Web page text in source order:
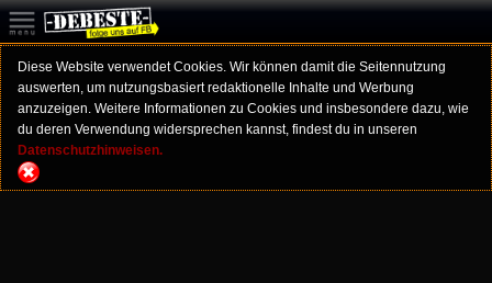
Diese Website verwendet Cookies. Wir können damit die Seitennutzung
auswerten, um nutzungsbasiert redaktionelle Inhalte und Werbung
anzuzeigen. Weitere Informationen zu Cookies und insbesondere dazu, wie
du deren Verwendung widersprechen kannst, findest du in unseren
Datenschutzhinweisen.